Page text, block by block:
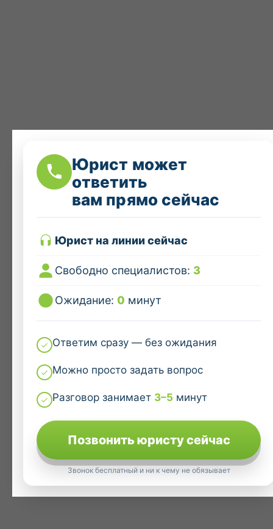
Юрист может
ответить
вам прямо сейчас
Юрист на линии сейчас
Свободно специалистов: 3
Ожидание: 0 минут
Ответим сразу — без ожидания
Можно просто задать вопрос
Разговор занимает 3–5 минут
Позвонить юристу сейчас
Звонок бесплатный и ни к чему не обязывает